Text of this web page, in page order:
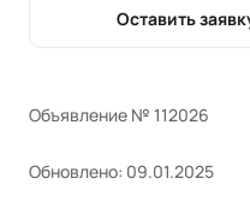
Оставить
Объявление № 112026
Обновлено: 09.01.2025